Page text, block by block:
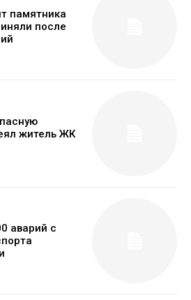
памятника
после
житель ЖК
аварий с